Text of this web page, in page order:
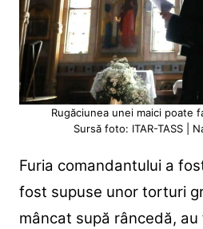
Rugăciunea unei maici poate
Sursă foto: ITAR-TASS |
Furia comandantului a
fost supuse unor torturi
mâncat supă râncedă,